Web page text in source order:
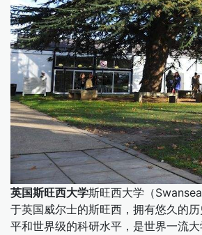
英国斯旺西大学斯旺西大学（
于英国威尔士的斯旺西，拥有悠久的
平和世界级的科研水平，是世界一流大